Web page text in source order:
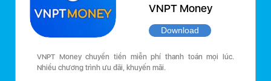
VNPT Money
Download
VNPT Money chuyển tiền miễn phí thanh toán mọi lúc.
Nhiều chương trình ưu đãi, khuyến mãi.